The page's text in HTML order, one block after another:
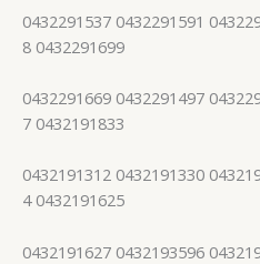
0432291537 0432291591
8 0432291699
0432291669 0432291497
7 0432191833
0432191312 0432191330
4 0432191625
0432191627 0432193596